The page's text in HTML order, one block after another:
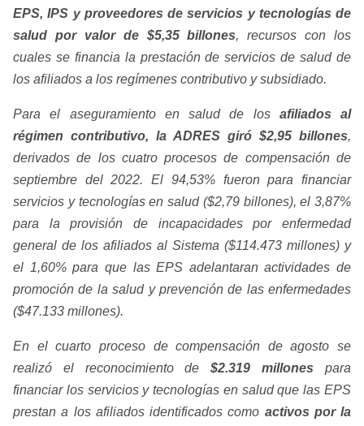
EPS, IPS y proveedores de servicios y tecnologías de
salud por valor de $5,35 billones, recursos con los
cuales se financia la prestación de servicios de salud de
los afiliados a los regímenes contributivo y subsidiado.
Para el aseguramiento en salud de los afiliados al
régimen contributivo, la ADRES giró $2,95 billones,
derivados de los cuatro procesos de compensación de
septiembre del 2022. El 94,53% fueron para financiar
servicios y tecnologías en salud ($2,79 billones), el 3,87%
para la provisión de incapacidades por enfermedad
general de los afiliados al Sistema ($114.473 millones) y
el 1,60% para que las EPS adelantaran actividades de
promoción de la salud y prevención de las enfermedades
($47.133 millones).
En el cuarto proceso de compensación de agosto se
realizó el reconocimiento de$2.319 millones para
financiar los servicios y tecnologías en salud que las EPS
prestan a los afiliados identificados como activos por la